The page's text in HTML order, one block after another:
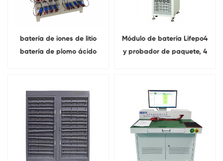
batería de iones de litio
batería de plomo ácido
Con diferentes
abrazaderas
Módulo de batería Lifepo4
y probador de paquete, 4
regenerativa de energía